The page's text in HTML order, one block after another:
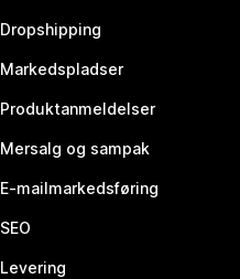
Dropshipping
Markedspladser
Produktanmeldelser
Mersalg og sampak
E-mailmarkedsføring
SEO
Levering